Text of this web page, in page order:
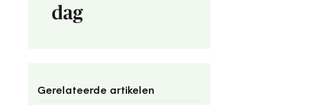
dag
Gerelateerde artikelen